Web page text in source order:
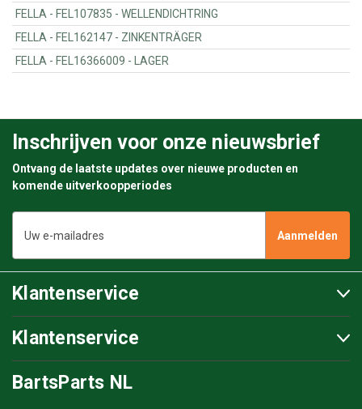
FELLA - FEL107835 - WELLENDICHTRING
FELLA - FEL162147 - ZINKENTRÄGER
FELLA - FEL16366009 - LAGER
Inschrijven voor onze nieuwsbrief
Ontvang de laatste updates over nieuwe producten en
komende uitverkoopperiodes
mailadres
Klantenservice
Klantenservice
BartsParts NL